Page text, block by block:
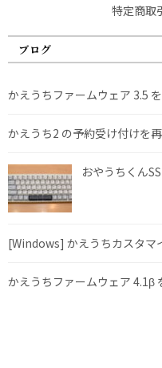
特定商取
ブログ
かえうちファームウェア 3.5
かえうち2 の予約受け付けを
おやうちくん
[Windows] かえうちカスタマ
かえうちファームウェア 4.1β